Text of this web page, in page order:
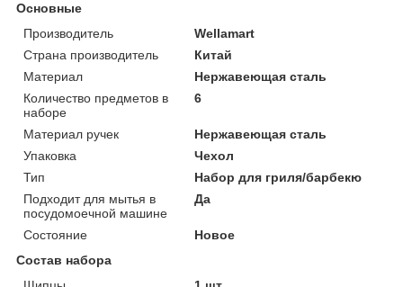
Основные
Производитель
Wellamart
Страна производитель
Китай
Материал
Нержавеющая сталь
Количество предметов в
наборе
6
Материал ручек
Нержавеющая сталь
Упаковка
Чехол
Тип
Набор для гриля/барбекю
Подходит для мытья в
посудомоечной машине
Да
Состояние
Новое
Состав набора